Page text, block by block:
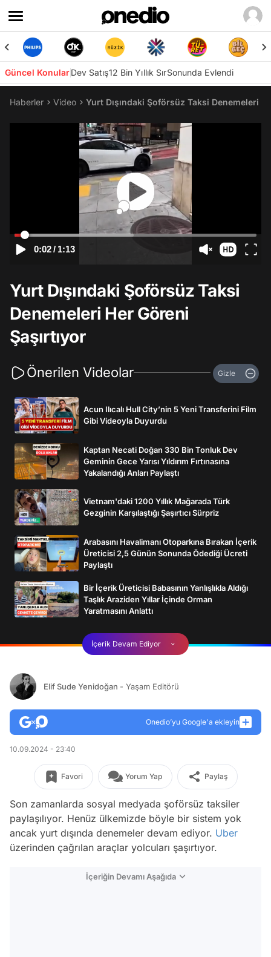
Güncel KonularDev Satış12 Bin Yıllık SırSonunda Evlendi
Haberler Video Yurt Dışındaki Şoförsüz Taksi Denemeleri
0:02/ 1:13
Yurt Dışındaki Şoförsüz Taksi
Denemeleri Her Göreni
Şaşırtıyor
Önerilen Videolar Gizle
Acun Ilıcalı Hull City’nin 5 Yeni Transferini Film
Gibi Videoyla Duyurdu
Kaptan Necati Doğan 330 Bin Tonluk Dev
Geminin Gece Yarısı Yıldırım Fırtınasına
Yakalandığı Anları Paylaştı
Vietnam'daki 1200 Yıllık Mağarada Türk
Gezginin Karşılaştığı Şaşırtıcı Sürpriz
Arabasını Havalimanı Otoparkına Bırakan İçerik
Üreticisi 2,5 Günün Sonunda Ödediği Ücreti
Paylaştı
Bir İçerik Üreticisi Babasının Yanlışlıkla Aldığı
Taşlık Araziden Yıllar İçinde Orman
Yaratmasını Anlattı
İçerik Devam Ediyor
Elif Sude Yenidoğan - Yaşam Editörü
Onedio’yu Google'a ekleyin
10.09.2024 - 23:40
Favori Yorum Yap Paylaş
Son zamanlarda sosyal medyada şoförsüz taksiler
paylaşılıyor. Henüz ülkemizde böyle bir sistem yok
ancak yurt dışında denemeler devam ediyor. Uber
üzerinden çağrılan araçlar yolcuları şaşırtıyor.
İçeriğin Devamı Aşağıda